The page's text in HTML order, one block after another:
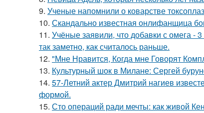
9. Ученые напомнили о коварстве
10. Скандально известная онлифанщица
11. Учёные заявили, что добавки с омега -
так заметно, как считалось раньше.
12. "Мне Нравится, Когда мне Говорят
13. Культурный шок в Милане: Сергей
14. 57-Летний актер Дмитрий нагиев
формой.
15. Сто операций ради мечты: как живой